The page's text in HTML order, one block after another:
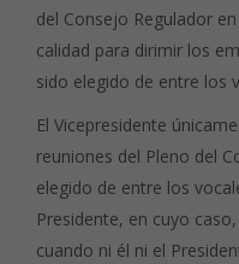
del Consejo Regulador
calidad para dirimir los
sido elegido de entre los
El Vicepresidente
reuniones del Pleno del
elegido de entre los
Presidente, en cuyo
cuando ni él ni el